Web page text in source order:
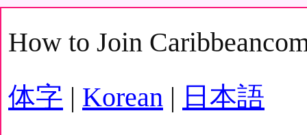
How to Join
体字 | Korean | 日本語